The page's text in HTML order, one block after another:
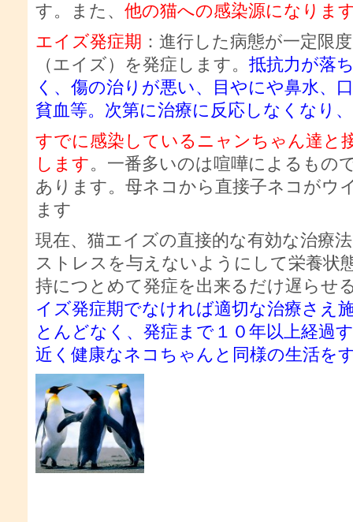
す。また、 他の猫への感染源になりま
エイズ発症期 ：進行した病態が一定限
（エイズ）を発症します。 抵抗力が落
く、傷の治りが悪い、目やにや鼻水、
貧血等。次第に治療に反応しなくなり
すでに感染しているニャンちゃん達と
します。一番多いのは喧嘩によるもの
あります。母ネコから直接子ネコがウ
ます
現在、猫エイズの直接的な有効な治療
ストレスを与えないようにして栄養状
持につとめて発症を出来るだけ遅らせ
イズ発症期でなければ適切な治療さえ
とんどなく、発症まで１０年以上経過
近く健康なネコちゃんと同様の生活を